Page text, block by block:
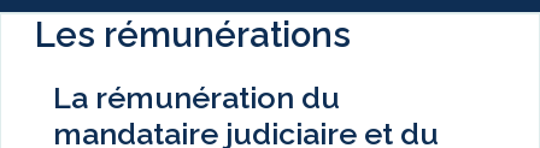
Les rémunérations
La rémunération du
mandataire judiciaire et du